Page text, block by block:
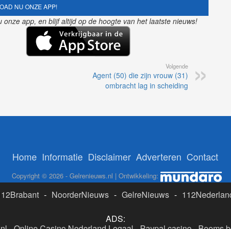
NU ONZE APP!
onze app, en blijf altijd op de hoogte van het laatste nieuws!
Volgende
Agent (50) die zijn vrouw (31)
ombracht lag in scheiding
Home Informatie Disclaimer Adverteren Contact
Copyright © 2026 - Gelrenieuws.nl | Ontwikkeling:
- NoorderNieuws - GelreNieuws -
ADS: